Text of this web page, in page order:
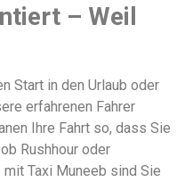
– Weil
Start in den Urlaub oder
erfahrenen Fahrer
Ihre Fahrt so, dass Sie
Rushhour oder
Taxi Muneeb sind Sie